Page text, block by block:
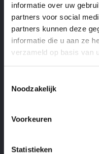
informatie over uw
partners voor social
partners kunnen deze
informatie die u aan ze
verzameld op basis van
Noodzakelijk
Voorkeuren
Statistieken
Tube diameter: n.v.t.
Fanshape:Nee
Classificatie:CAT.F1
Minimale leeftijd:12 jaar
Legaal afsteken op:hele
Veiligheidsafstand:
Geschikt voor smalle
Postbus 1050